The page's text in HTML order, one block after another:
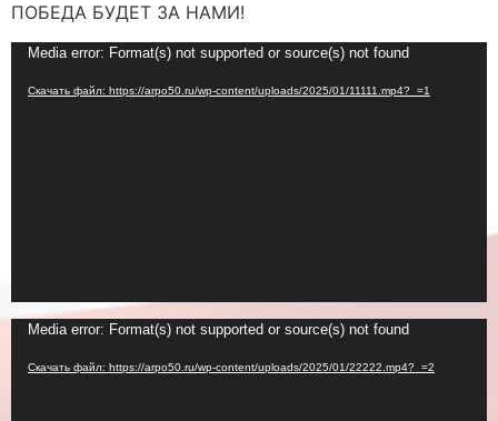
ПОБЕДА БУДЕТ ЗА НАМИ!
Видеоплеер
Media error: Format(s) not supported or source(s) not found
Скачать файл: https://arpo50.ru/wp-content/uploads/2025/01/11111.mp4?_=1
Видеоплеер
Media error: Format(s) not supported or source(s) not found
Скачать файл: https://arpo50.ru/wp-content/uploads/2025/01/22222.mp4?_=2